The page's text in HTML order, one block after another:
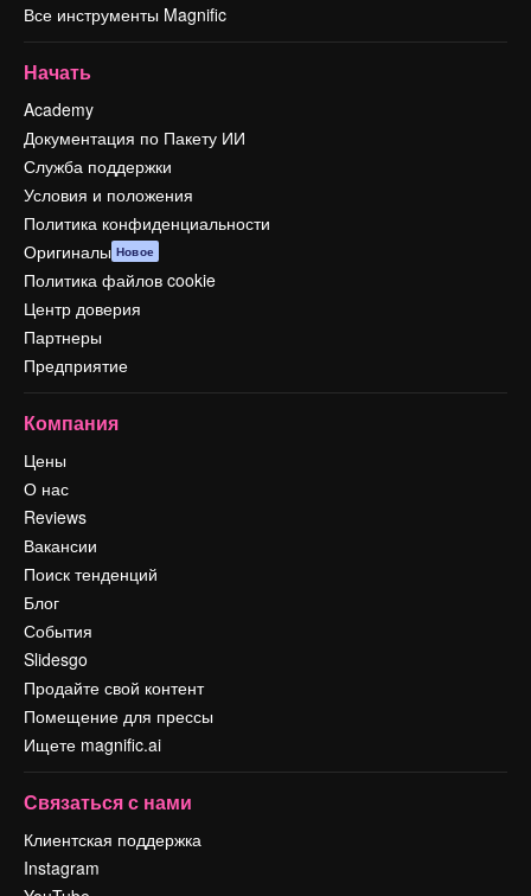
Все инструменты Magnific
Начать
Academy
Документация по Пакету ИИ
Служба поддержки
Условия и положения
Политика конфиденциальности
Оригиналы Новое
Политика файлов cookie
Центр доверия
Партнеры
Предприятие
Компания
Цены
О нас
Reviews
Вакансии
Поиск тенденций
Блог
События
Slidesgo
Продайте свой контент
Помещение для прессы
Ищете magnific.ai
Связаться с нами
Клиентская поддержка
Instagram